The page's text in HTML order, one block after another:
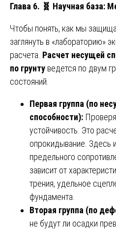
Глава 6. 🧬 Научная база:
Чтобы понять, как мы
заглянуть в «лабораторию»
расчета. Расчет несущей
по грунту ведется по двум
состояний.
Первая группа (по
способности):
устойчивость. Это
опрокидывание. Здесь
предельного
зависит от
трения, удельное
фундамента.
Вторая группа (по
не будут ли осадки